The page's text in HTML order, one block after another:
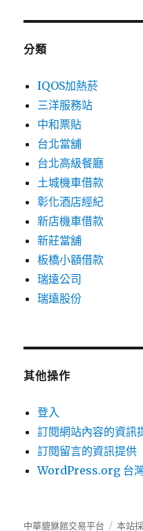
分類
IQOS加熱菸
三洋服務站
中和票貼
台北當舖
台北高級餐廳
土城機車借款
彰化酒店經紀
新店機車借款
新莊當舖
板橋小額借款
瑞遠公司
瑞遠股份
其他操作
登入
訂閱網站內容的資訊
訂閱留言的資訊提供
WordPress.org 台
中華貔貅館交易平台 本站